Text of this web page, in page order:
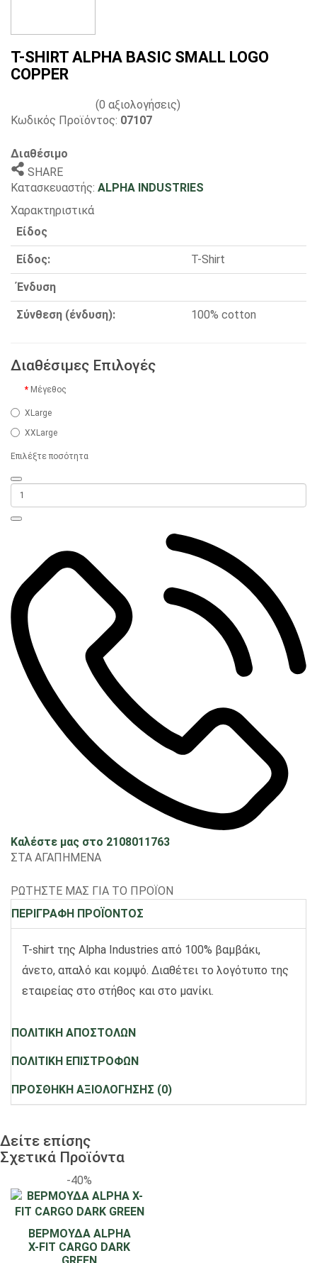
T-SHIRT ALPHA BASIC SMALL LOGO
COPPER
(0 αξιολογήσεις)
Κωδικός Προϊόντος: 07107
Διαθέσιμο
SHARE
Κατασκευαστής: ALPHA INDUSTRIES
Χαρακτηριστικά
Είδος
Είδος: T-Shirt
Ένδυση
Σύνθεση (ένδυση): 100% cotton
Διαθέσιμες Επιλογές
Μέγεθος
XLarge
XXLarge
Επιλέξτε ποσότητα
Καλέστε μας στο 2108011763
ΣΤΑ ΑΓΑΠΗΜΕΝΑ
ΡΩΤΗΣΤΕ ΜΑΣ ΓΙΑ ΤΟ ΠΡΟΪΟΝ
ΠΕΡΙΓΡΑΦΗ ΠΡΟΪΟΝΤΟΣ
T-shirt της Alpha Industries από 100% βαμβάκι,
άνετο, απαλό και κομψό. Διαθέτει το λογότυπο της
εταιρείας στο στήθος και στο μανίκι.
ΠΟΛΙΤΙΚΗ ΑΠΟΣΤΟΛΩΝ
ΠΟΛΙΤΙΚΗ ΕΠΙΣΤΡΟΦΩΝ
ΠΡΟΣΘΗΚΗ ΑΞΙΟΛΟΓΗΣΗΣ (0)
Δείτε επίσης
Σχετικά Προϊόντα
-40%
ΒΕΡΜΟΥΔΑ ALPHA
X-FIT CARGO DARK